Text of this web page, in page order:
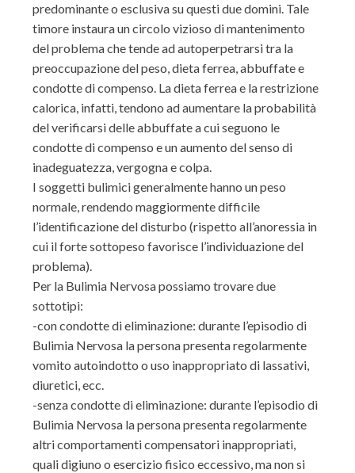
predominante o esclusiva su questi due domini. Tale
timore instaura un circolo vizioso di mantenimento
del problema che tende ad autoperpetrarsi tra la
preoccupazione del peso, dieta ferrea, abbuffate e
condotte di compenso. La dieta ferrea e la restrizione
calorica, infatti, tendono ad aumentare la probabilità
del verificarsi delle abbuffate a cui seguono le
condotte di compenso e un aumento del senso di
inadeguatezza, vergogna e colpa.
I soggetti bulimici generalmente hanno un peso
normale, rendendo maggiormente difficile
l’identificazione del disturbo (rispetto all’anoressia in
cui il forte sottopeso favorisce l’individuazione del
problema).
Per la Bulimia Nervosa possiamo trovare due
sottotipi:
-con condotte di eliminazione: durante l’episodio di
Bulimia Nervosa la persona presenta regolarmente
vomito autoindotto o uso inappropriato di lassativi,
diuretici, ecc.
-senza condotte di eliminazione: durante l’episodio di
Bulimia Nervosa la persona presenta regolarmente
altri comportamenti compensatori inappropriati,
quali digiuno o esercizio fisico eccessivo, ma non si